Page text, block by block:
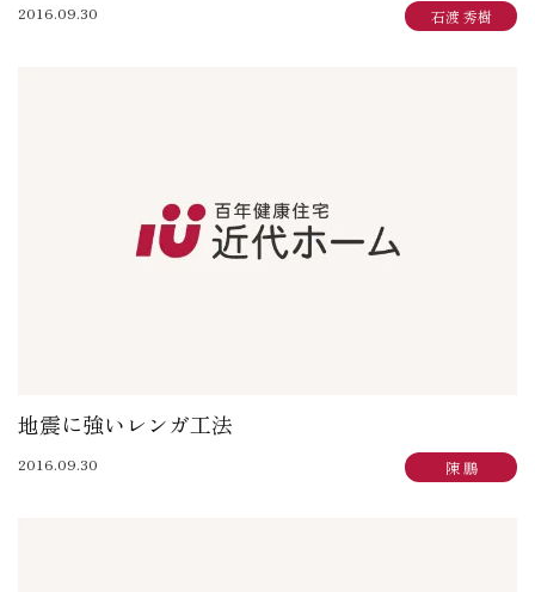
2016.09.30 石渡 秀樹
地震に強いレンガ工法
2016.09.30 陳 鵬